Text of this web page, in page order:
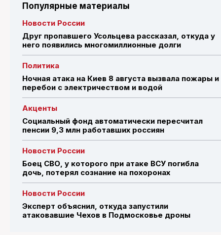
Популярные материалы
Новости России
Друг пропавшего Усольцева рассказал, откуда у
него появились многомиллионные долги
Политика
Ночная атака на Киев 8 августа вызвала пожары и
перебои с электричеством и водой
Акценты
Социальный фонд автоматически пересчитал
пенсии 9,3 млн работавших россиян
Новости России
Боец СВО, у которого при атаке ВСУ погибла
дочь, потерял сознание на похоронах
Новости России
Эксперт объяснил, откуда запустили
атаковавшие Чехов в Подмосковье дроны